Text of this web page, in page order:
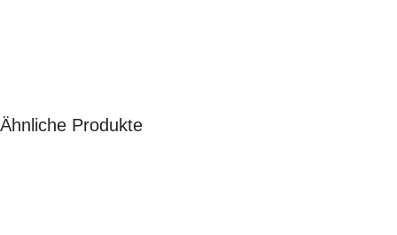
Ähnliche Produkte